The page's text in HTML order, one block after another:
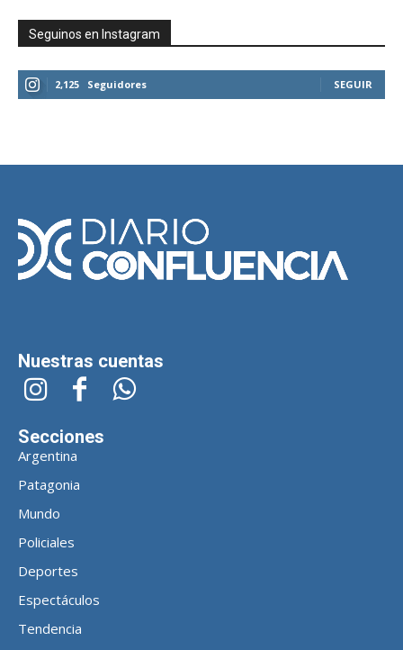
Seguinos en Instagram
2,125 Seguidores SEGUIR
Nuestras cuentas
Secciones
Argentina
Patagonia
Mundo
Policiales
Deportes
Espectáculos
Tendencia